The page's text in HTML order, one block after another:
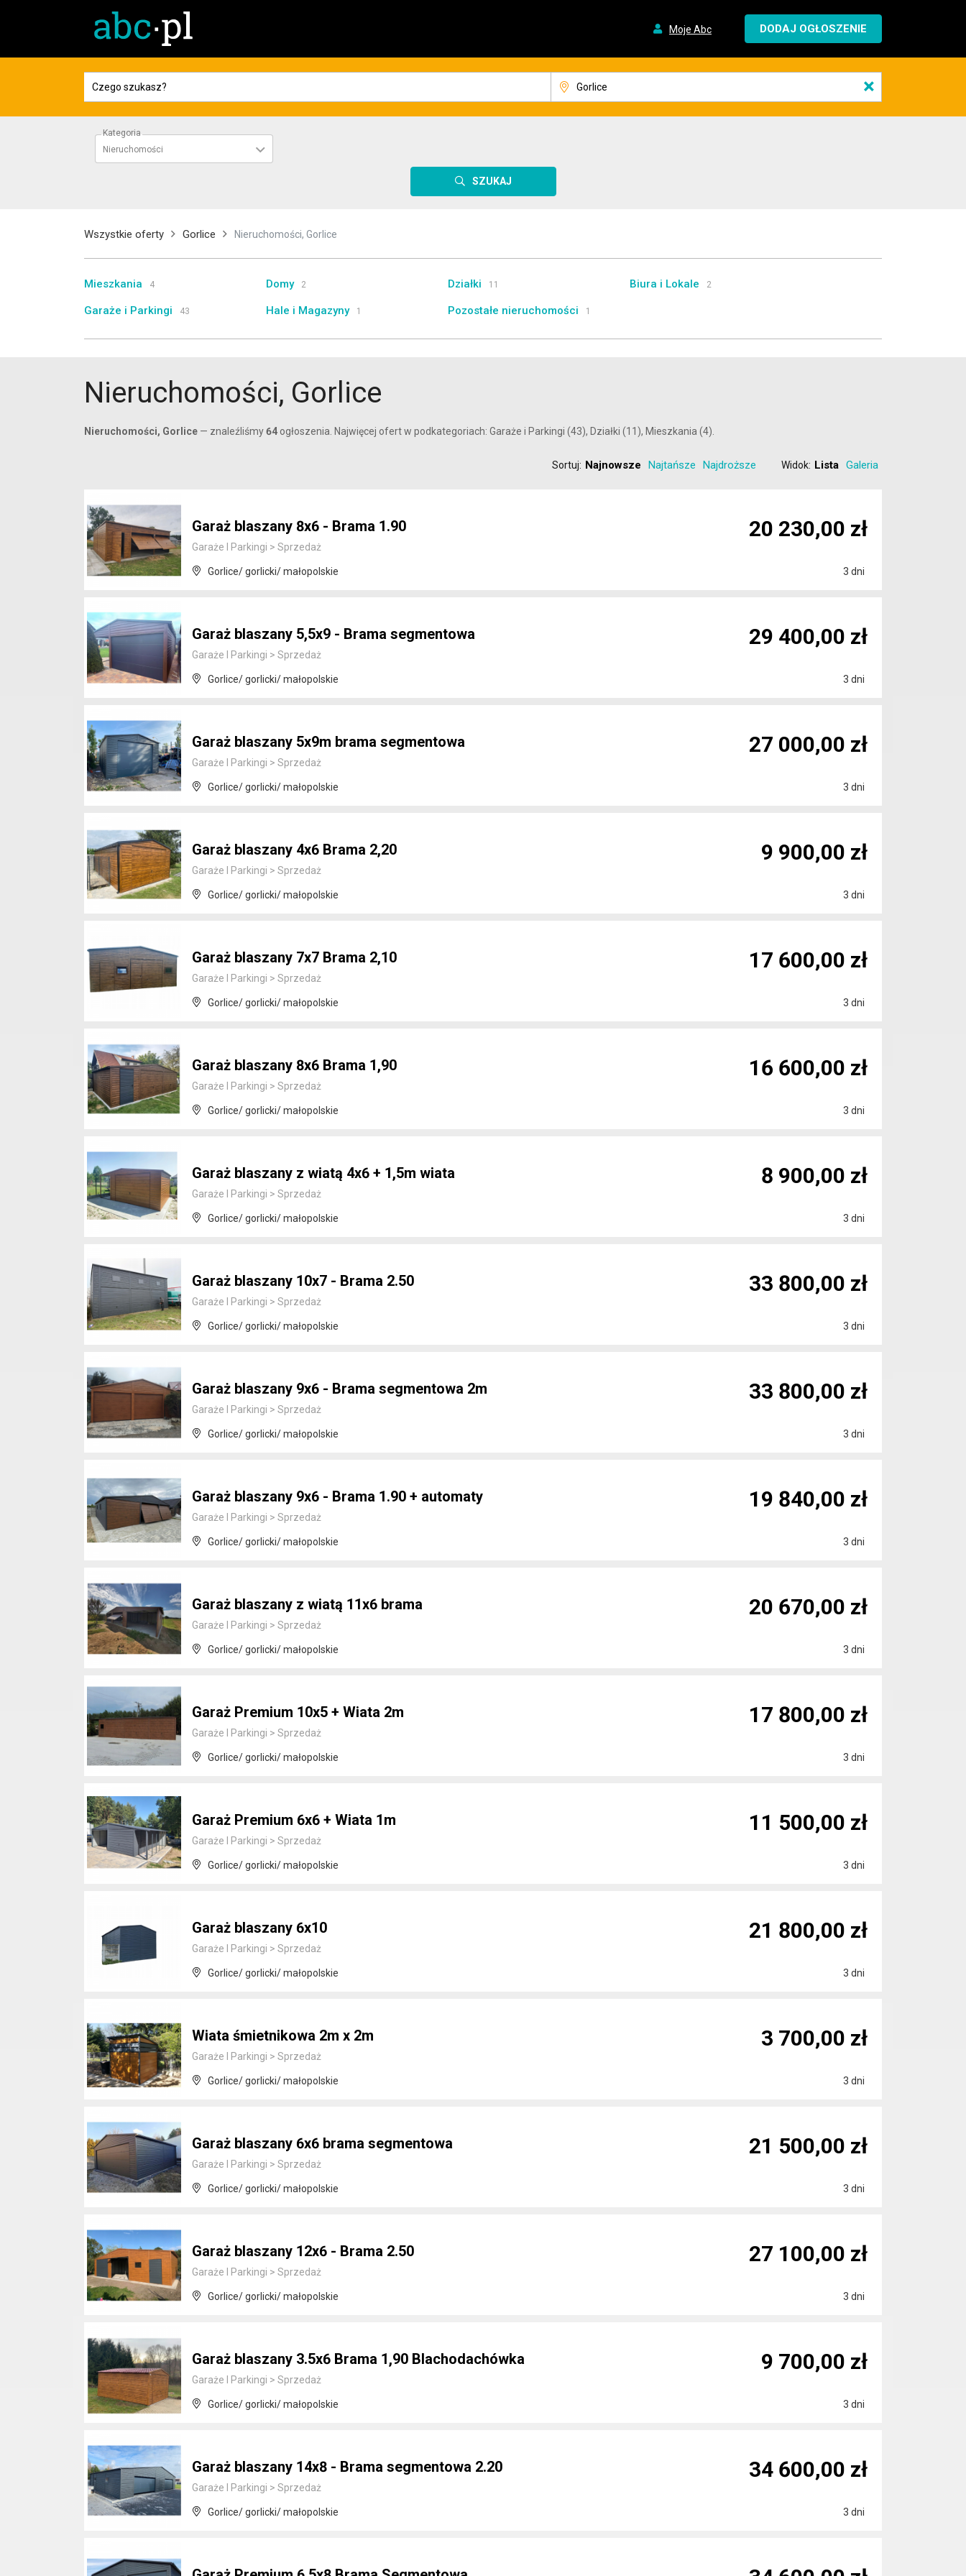
Moje Abc DODAJ OGŁOSZENIE
×
Kategoria
Nieruchomości
SZUKAJ
Wszystkie oferty Gorlice Nieruchomości, Gorlice
Mieszkania 4 Domy 2 Działki 11 Biura i Lokale 2
Garaże i Parkingi 43 Hale i Magazyny 1 Pozostałe nieruchomości 1
Nieruchomości, Gorlice
Nieruchomości, Gorlice — znaleźliśmy64 ogłoszenia. Najwięcej ofert w podkategoriach: Garaże i Parkingi (43), Działki (11), Mieszkania (4).
Sortuj: Najnowsze Najtańsze Najdroższe Widok: Lista Galeria
Garaż blaszany 8x6 - Brama 1.90
Garaże I Parkingi > Sprzedaż
Gorlice/ gorlicki/ małopolskie 3 dni
20 230,00 zł
Garaż blaszany 5,5x9 - Brama segmentowa
Garaże I Parkingi > Sprzedaż
Gorlice/ gorlicki/ małopolskie 3 dni
29 400,00 zł
Garaż blaszany 5x9m brama segmentowa
Garaże I Parkingi > Sprzedaż
Gorlice/ gorlicki/ małopolskie 3 dni
27 000,00 zł
Garaż blaszany 4x6 Brama 2,20
Garaże I Parkingi > Sprzedaż
Gorlice/ gorlicki/ małopolskie 3 dni
9 900,00 zł
Garaż blaszany 7x7 Brama 2,10
Garaże I Parkingi > Sprzedaż
Gorlice/ gorlicki/ małopolskie 3 dni
17 600,00 zł
Garaż blaszany 8x6 Brama 1,90
Garaże I Parkingi > Sprzedaż
Gorlice/ gorlicki/ małopolskie 3 dni
16 600,00 zł
Garaż blaszany z wiatą 4x6 + 1,5m wiata
Garaże I Parkingi > Sprzedaż
Gorlice/ gorlicki/ małopolskie 3 dni
8 900,00 zł
Garaż blaszany 10x7 - Brama 2.50
Garaże I Parkingi > Sprzedaż
Gorlice/ gorlicki/ małopolskie 3 dni
33 800,00 zł
Garaż blaszany 9x6 - Brama segmentowa 2m
Garaże I Parkingi > Sprzedaż
Gorlice/ gorlicki/ małopolskie 3 dni
33 800,00 zł
Garaż blaszany 9x6 - Brama 1.90 + automaty
Garaże I Parkingi > Sprzedaż
Gorlice/ gorlicki/ małopolskie 3 dni
19 840,00 zł
Garaż blaszany z wiatą 11x6 brama
Garaże I Parkingi > Sprzedaż
Gorlice/ gorlicki/ małopolskie 3 dni
20 670,00 zł
Garaż Premium 10x5 + Wiata 2m
Garaże I Parkingi > Sprzedaż
Gorlice/ gorlicki/ małopolskie 3 dni
17 800,00 zł
Garaż Premium 6x6 + Wiata 1m
Garaże I Parkingi > Sprzedaż
Gorlice/ gorlicki/ małopolskie 3 dni
11 500,00 zł
Garaż blaszany 6x10
Garaże I Parkingi > Sprzedaż
Gorlice/ gorlicki/ małopolskie 3 dni
21 800,00 zł
Wiata śmietnikowa 2m x 2m
Garaże I Parkingi > Sprzedaż
Gorlice/ gorlicki/ małopolskie 3 dni
3 700,00 zł
Garaż blaszany 6x6 brama segmentowa
Garaże I Parkingi > Sprzedaż
Gorlice/ gorlicki/ małopolskie 3 dni
21 500,00 zł
Garaż blaszany 12x6 - Brama 2.50
Garaże I Parkingi > Sprzedaż
Gorlice/ gorlicki/ małopolskie 3 dni
27 100,00 zł
Garaż blaszany 3.5x6 Brama 1,90 Blachodachówka
Garaże I Parkingi > Sprzedaż
Gorlice/ gorlicki/ małopolskie 3 dni
9 700,00 zł
Garaż blaszany 14x8 - Brama segmentowa 2.20
Garaże I Parkingi > Sprzedaż
Gorlice/ gorlicki/ małopolskie 3 dni
34 600,00 zł